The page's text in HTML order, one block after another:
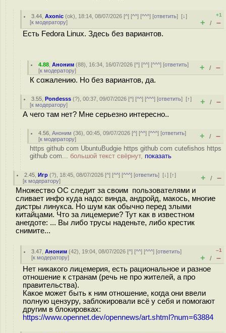
3.44 ,Axonic (ok), 18:14, 08/07/2026 [^] [^^] [^^^] [ответить][↓]
[к модератору]
+1
+ / –
Есть Fedora Linux. Здесь без вариантов.
4.88 ,Аноним (88), 16:34, 16/07/2026 [^] [^^] [^^^] [ответить]
[к модератору] + / –
К сожалению. Но без вариантов, да.
3.55 ,Pondesss (?), 00:37, 09/07/2026 [^] [^^] [^^^] [ответить][↑]
[к модератору] + / –
А чего там нет? Мне серьезно интересно..
4.56 ,Аноним (36), 00:45, 09/07/2026 [^] [^^] [^^^] [ответить]
[к модератору] + / –
https github com UbuntuBudgie https github com cutefishos https
github com... большой текст свёрнут, показать
2.45 ,Игр (?), 18:45, 08/07/2026 [^] [^^] [^^^] [ответить][↓] [↑]
[к модератору] + / –
Множество ОС следит за своим пользователями и
сливает инфо куда надо: винда, андройд, макось, многие
дистры линукса. Но шум как обычно перед злыми
китайцами. Что за лицемерие? Тут как в известном
анегдоте: ... Вы либо трусы наденьте, либо крестик
снимите...
3.47 ,Аноним (42), 19:04, 08/07/2026 [^] [^^] [^^^] [ответить]
[к модератору]
–1
+ / –
Нет никакого лицемерия, есть рациональное и разное
отношение к странам (речь не про жителей, а про
правительства).
Какое может быть к ним отношение, когда они ввели
полную цензуру, заблокировали всё у себя и помогают
другим в блокировках:
https://www.opennet.dev/opennews/art.shtml?num=63884